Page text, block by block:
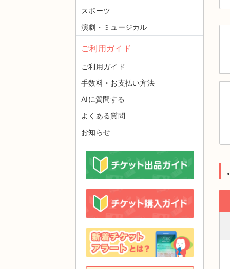
スポーツ
演劇・ミュージカル
ご利用ガイド
ご利用ガイド
手数料・お支払い方法
AIに質問する
よくある質問
お知らせ